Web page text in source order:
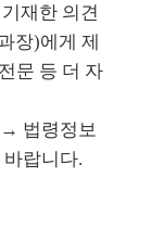
재한 의견
장)에게 제
문 등 더 자
법령정보
랍니다.